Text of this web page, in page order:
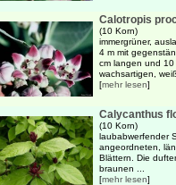
Calotropis
(10 Korn)
immergrüner,
4 m mit
cm langen und
wachsartigen,
[mehr lesen]
Calycanthus
(10 Korn)
laubabwerfender
angeordneten,
Blättern. Die
braunen ...
[mehr lesen]